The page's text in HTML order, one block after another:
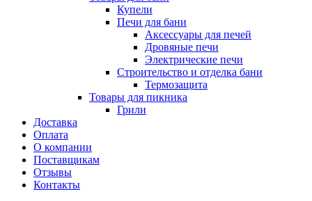
Купели
Печи для бани
Аксессуары для печей
Дровяные печи
Электрические печи
Строительство и отделка бани
Термозащита
Товары для пикника
Грили
Доставка
Оплата
О компании
Поставщикам
Отзывы
Контакты